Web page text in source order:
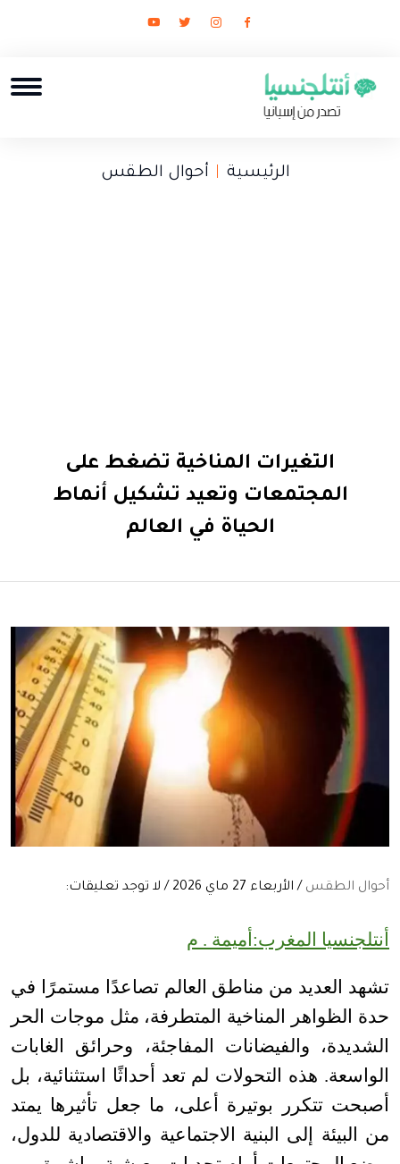
الرئيسية أحوال الطقس
التغيرات المناخية تضغط على
المجتمعات وتعيد تشكيل أنماط
الحياة في العالم
أحوال الطقس / الأربعاء 27 ماي 2026 / لا توجد تعليقات:
أنتلجنسيا المغرب:أميمة . م
تشهد العديد من مناطق العالم تصاعدًا مستمرًا في
حدة الظواهر المناخية المتطرفة، مثل موجات الحر
الشديدة، والفيضانات المفاجئة، وحرائق الغابات
الواسعة. هذه التحولات لم تعد أحداثًا استثنائية، بل
أصبحت تتكرر بوتيرة أعلى، ما جعل تأثيرها يمتد
من البيئة إلى البنية الاجتماعية والاقتصادية للدول،